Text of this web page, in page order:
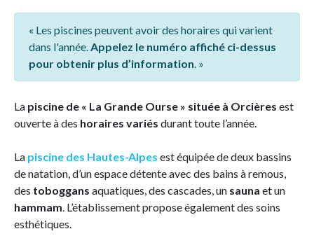
« Les piscines peuvent avoir des horaires qui varient
dans l'année.Appelez le numéro affiché ci-dessus
pour obtenir plus d’information. »
La piscine de « La Grande Ourse » située à Orcières est
ouverte à des horaires variés durant toute l’année.
La piscine des Hautes-Alpes est équipée de deux bassins
de natation, d’un espace détente avec des bains à remous,
des toboggans aquatiques, des cascades, un sauna et un
hammam. L’établissement propose également des soins
esthétiques.